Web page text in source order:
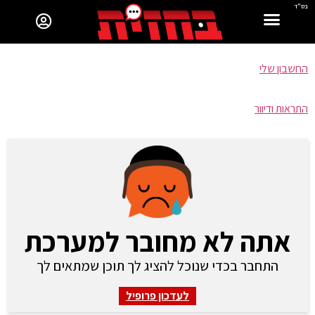
בס"ד
החשבון שלי
התראות ודיוור
אתה לא מחובר למערכת
התחבר בכדי שנוכל להציג לך תוכן שמתאים לך
לעדכון פרופיל